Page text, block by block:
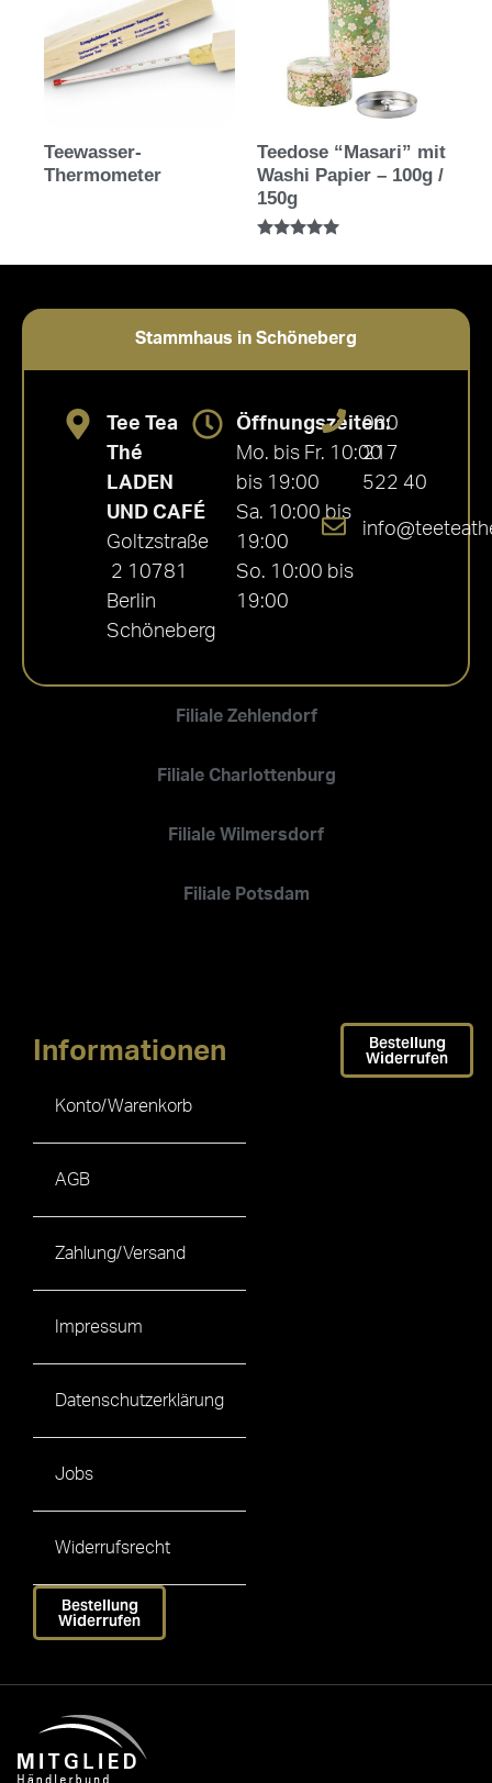
Teewasser-
Thermometer
Teedose “Masari” mit
Washi Papier – 100g /
150g
5.00
Stammhaus in Schöneberg
Filiale Zehlendorf
Filiale Charlottenburg
Filiale Wilmersdorf
Filiale Potsdam
Tee Tea
Thé
LADEN
UND CAFÉ
Goltzstraße
2 10781
Berlin
Schöneberg
Öffnungszeiten:
Mo. bis Fr. 10:00
bis 19:00
Sa. 10:00 bis
19:00
So. 10:00 bis
19:00
030
217
522 40
Informationen
Konto/Warenkorb
AGB
Zahlung/Versand
Impressum
Datenschutzerklärung
Jobs
Widerrufsrecht
Bestellung
Widerrufen
Bestellung
Widerrufen